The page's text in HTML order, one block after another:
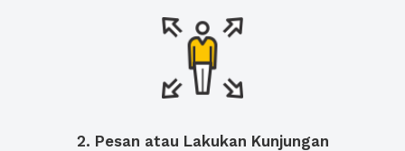
2. Pesan atau Lakukan Kunjungan